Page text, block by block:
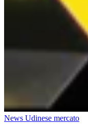
News Udinese mercato